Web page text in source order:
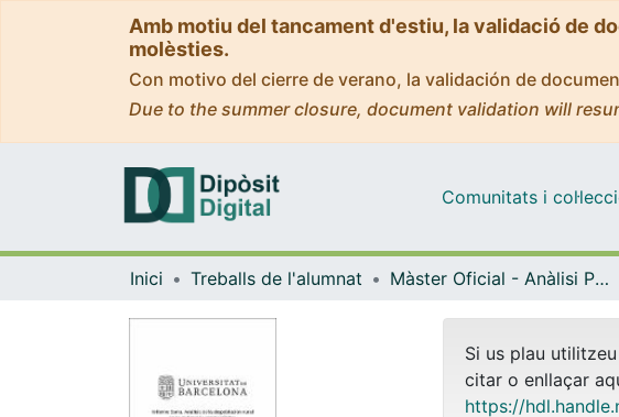
Amb motiu del tancament d'estiu, la validació de
molèsties.
Con motivo del cierre de verano, la validación de
Due to the summer closure, document validation will
Comunitats i
Inici Treballs de l'alumnat Màster Oficial - Anàlisi Política i Assessoria Institucional
Si us plau
citar o enllaçar
https://